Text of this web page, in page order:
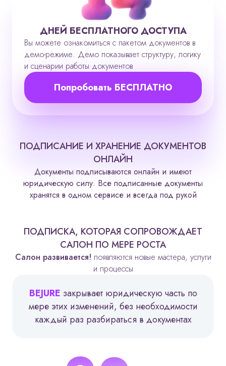
ДНЕЙ БЕСПЛАТНОГО ДОСТУПА
Вы можете ознакомиться с пакетом документов в
демо-режиме. Демо показывает структуру, логику
и сценарии работы документов
Попробовать БЕСПЛАТНО
ПОДПИСАНИЕ И ХРАНЕНИЕ ДОКУМЕНТОВ
ОНЛАЙН
Документы подписываются онлайн и имеют
юридическую силу. Все подписанные документы
хранятся в одном сервисе и всегда под рукой
ПОДПИСКА, КОТОРАЯ СОПРОВОЖДАЕТ
САЛОН ПО МЕРЕ РОСТА
Салон развивается! появляются новые мастера, услуги
и процессы
BEJURE закрывает юридическую часть по
мере этих изменений, без необходимости
каждый раз разбираться в документах